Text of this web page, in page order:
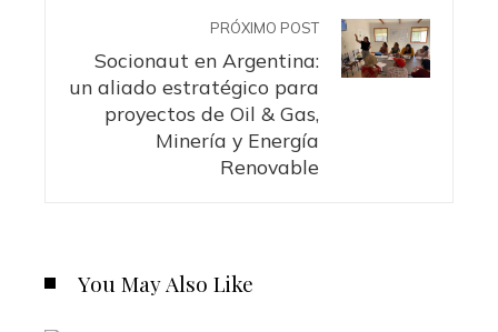
PRÓXIMO POST
Socionaut en Argentina:
un aliado estratégico para
proyectos de Oil & Gas,
Minería y Energía
Renovable
You May Also Like